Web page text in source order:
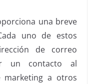
una breve
uno de estos
de correo
un contacto al
marketing a otros